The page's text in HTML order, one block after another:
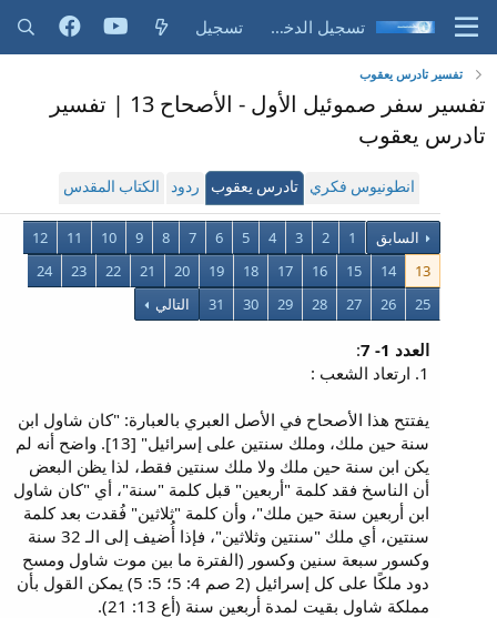
تسجيل الدخول تسجيل
تفسير تادرس يعقوب
تفسير سفر صموئيل الأول - الأصحاح 13 | تفسير
تادرس يعقوب
انطونيوس فكري تادرس يعقوب ردود الكتاب المقدس
السابق 1
2
3
4
5
6
7
8
9
10
11
12
13
14
15
16
17
18
19
20
21
22
23
24
25
26
27
28
29
30
31 التالي
العدد 1- 7
:
1. ارتعاد الشعب :
يفتتح هذا الأصحاح في الأصل العبري بالعبارة: "كان شاول ابن
سنة حين ملك، وملك سنتين على إسرائيل" [13]. واضح أنه لم
يكن ابن سنة حين ملك ولا ملك سنتين فقط، لذا يظن البعض
أن الناسخ فقد كلمة "أربعين" قبل كلمة "سنة"، أي "كان شاول
ابن أربعين سنة حين ملك"، وأن كلمة "ثلاثين" فُقدت بعد كلمة
سنتين، أي ملك "سنتين وثلاثين"، فإذا أُضيف إلى الـ 32 سنة
وكسور سبعة سنين وكسور (الفترة ما بين موت شاول ومسح
دود ملكًا على كل إسرائيل (2 صم 4: 5؛ 5: 5) يمكن القول بأن
مملكة شاول بقيت لمدة أربعين سنة (أع 13: 21).